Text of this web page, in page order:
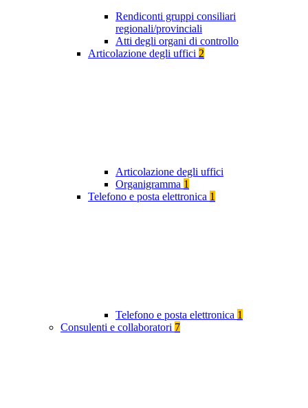
Rendiconti gruppi consiliari
regionali/provinciali
Atti degli organi di controllo
Articolazione degli uffici 2
Articolazione degli uffici
Organigramma 1
Telefono e posta elettronica 1
Telefono e posta elettronica 1
Consulenti e collaboratori 7